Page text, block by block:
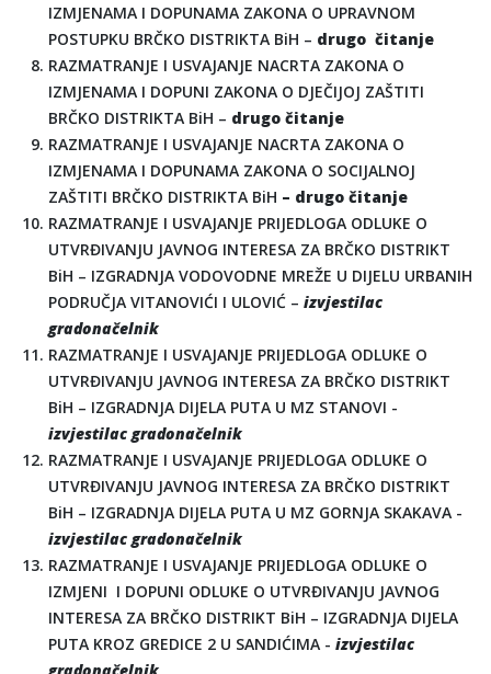
IZMJENAMA I DOPUNAMA ZAKONA O UPRAVNOM
POSTUPKU BRČKO DISTRIKTA BiH – drugo čitanje
RAZMATRANJE I USVAJANJE NACRTA ZAKONA O
IZMJENAMA I DOPUNI ZAKONA O DJEČIJOJ ZAŠTITI
BRČKO DISTRIKTA BiH – drugo čitanje
RAZMATRANJE I USVAJANJE NACRTA ZAKONA O
IZMJENAMA I DOPUNAMA ZAKONA O SOCIJALNOJ
ZAŠTITI BRČKO DISTRIKTA BiH – drugo čitanje
RAZMATRANJE I USVAJANJE PRIJEDLOGA ODLUKE O
UTVRĐIVANJU JAVNOG INTERESA ZA BRČKO DISTRIKT
BiH – IZGRADNJA VODOVODNE MREŽE U DIJELU URBANIH
PODRUČJA VITANOVIĆI I ULOVIĆ – izvjestilac
gradonačelnik
RAZMATRANJE I USVAJANJE PRIJEDLOGA ODLUKE O
UTVRĐIVANJU JAVNOG INTERESA ZA BRČKO DISTRIKT
BiH – IZGRADNJA DIJELA PUTA U MZ STANOVI -
izvjestilac gradonačelnik
RAZMATRANJE I USVAJANJE PRIJEDLOGA ODLUKE O
UTVRĐIVANJU JAVNOG INTERESA ZA BRČKO DISTRIKT
BiH – IZGRADNJA DIJELA PUTA U MZ GORNJA SKAKAVA -
izvjestilac gradonačelnik
RAZMATRANJE I USVAJANJE PRIJEDLOGA ODLUKE O
IZMJENI I DOPUNI ODLUKE O UTVRĐIVANJU JAVNOG
INTERESA ZA BRČKO DISTRIKT BiH – IZGRADNJA DIJELA
PUTA KROZ GREDICE 2 U SANDIĆIMA - izvjestilac